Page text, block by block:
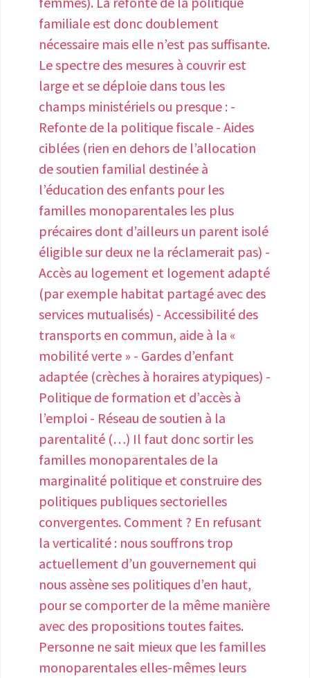
Permettre et rembourser l’accès aux
thérapies douces et complémentaires
(ostéopathie, yoga, relaxation,
acupuncture, kinésithérapie viscérale,
sophrologie, hypnose, alimentation
anti- inflammatoire, cures thermales)
qui sont préconisées par les médecins
et prendre en charge l’ensemble des
examens nécessaires au suivi de la
maladie (IRM, échographie pelvienne,
etc) L’enjeu n°3 : Permettre aux
personnes atteintes d’endométriose
d’alléger leur quotidien professionnels •
Mettre en place le congés menstruel
pour toutes les personnes menstruées
qui souffrent chaque jour / mois. •
Permettre aux femmes de s'absenter
du travail en cas de règles
douloureuses, sans perte de salaire ni
jours de carence.
familiale est donc doublement
nécessaire mais elle n’est pas suffisante.
Le spectre des mesures à couvrir est
large et se déploie dans tous les
champs ministériels ou presque : -
Refonte de la politique fiscale - Aides
ciblées (rien en dehors de l’allocation
de soutien familial destinée à
l’éducation des enfants pour les
familles monoparentales les plus
précaires dont d’ailleurs un parent isolé
éligible sur deux ne la réclamerait pas) -
Accès au logement et logement adapté
(par exemple habitat partagé avec des
services mutualisés) - Accessibilité des
transports en commun, aide à la «
mobilité verte » - Gardes d’enfant
adaptée (crèches à horaires atypiques) -
Politique de formation et d’accès à
l’emploi - Réseau de soutien à la
parentalité (…) Il faut donc sortir les
familles monoparentales de la
marginalité politique et construire des
politiques publiques sectorielles
convergentes. Comment ? En refusant
la verticalité : nous souffrons trop
actuellement d’un gouvernement qui
nous assène ses politiques d’en haut,
pour se comporter de la même manière
avec des propositions toutes faites.
Personne ne sait mieux que les familles
monoparentales elles-mêmes leurs